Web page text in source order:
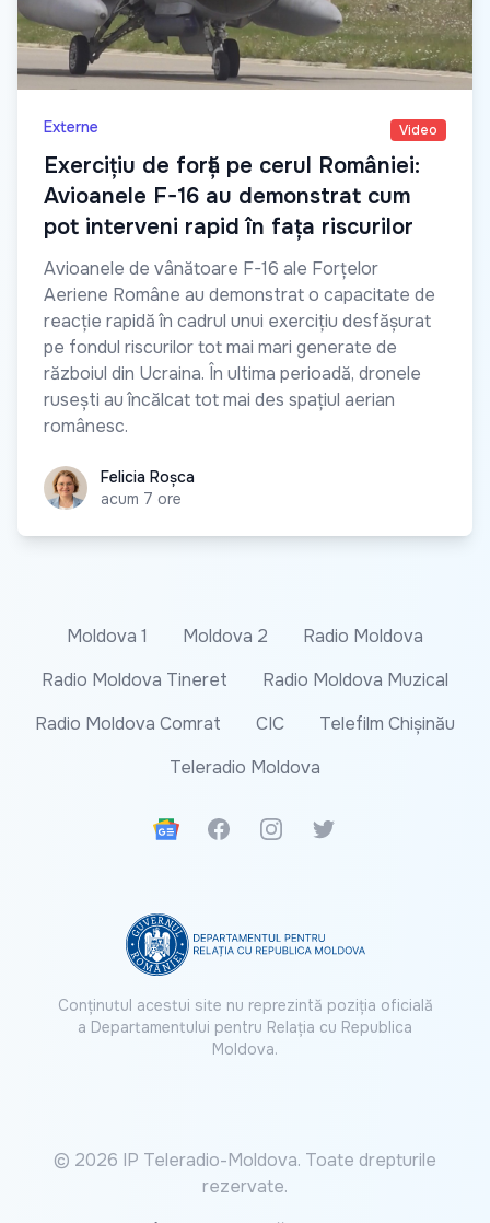
Externe Video
Exercițiu de forță pe cerul României:
Avioanele F-16 au demonstrat cum
pot interveni rapid în fața riscurilor
Avioanele de vânătoare F-16 ale Forțelor
Aeriene Române au demonstrat o capacitate de
reacție rapidă în cadrul unui exercițiu desfășurat
pe fondul riscurilor tot mai mari generate de
războiul din Ucraina. În ultima perioadă, dronele
rusești au încălcat tot mai des spațiul aerian
românesc.
Felicia RoșcaFelicia Roșca
acum 7 ore
Moldova 1 Moldova 2
Radio Moldova
Radio Moldova Tineret
Radio Moldova Muzical
Radio Moldova Comrat
CIC
Telefilm Chișinău
Teleradio Moldova
Google News
FacebookInstagramTwitter
Conținutul acestui site nu reprezintă poziția oficială
a Departamentului pentru Relația cu Republica
Moldova.
© 2026 IP Teleradio-Moldova. Toate drepturile
rezervate.